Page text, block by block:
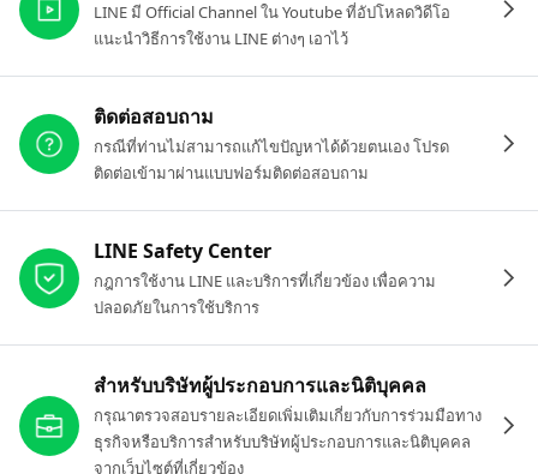
LINE มี Official Channel ใน Youtube ที่อัปโหลดวิดีโอ
แนะนำวิธีการใช้งาน LINE ต่างๆ เอาไว้
ติดต่อสอบถาม
กรณีที่ท่านไม่สามารถแก้ไขปัญหาได้ด้วยตนเอง โปรด
ติดต่อเข้ามาผ่านแบบฟอร์มติดต่อสอบถาม
LINE Safety Center
กฎการใช้งาน LINE และบริการที่เกี่ยวข้อง เพื่อความ
ปลอดภัยในการใช้บริการ
สำหรับบริษัทผู้ประกอบการและนิติบุคคล
กรุณาตรวจสอบรายละเอียดเพิ่มเติมเกี่ยวกับการร่วมมือทาง
ธุรกิจหรือบริการสำหรับบริษัทผู้ประกอบการและนิติบุคคล
จากเว็บไซต์ที่เกี่ยวข้อง